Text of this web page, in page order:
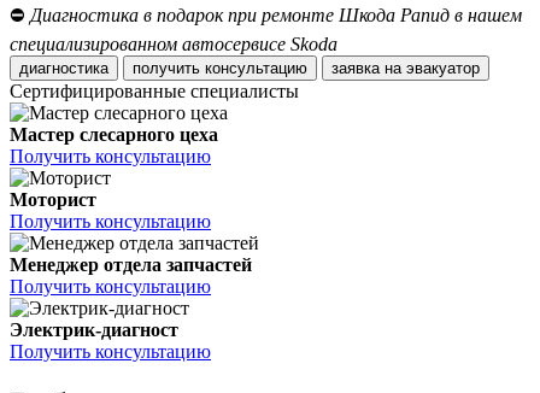
⛔ Диагностика в подарок при ремонте Шкода Рапид в нашем
специализированном автосервисе Skoda
диагностика получить консультацию заявка на эвакуатор
Сертифицированные специалисты
Мастер слесарного цеха
Получить консультацию
Моторист
Получить консультацию
Менеджер отдела запчастей
Получить консультацию
Электрик-диагност
Получить консультацию